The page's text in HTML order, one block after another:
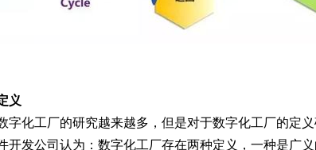
义
字化工厂的研究越来越多，但是对于数字化工厂的定
开发公司认为：数字化工厂存在两种定义，一种是广义